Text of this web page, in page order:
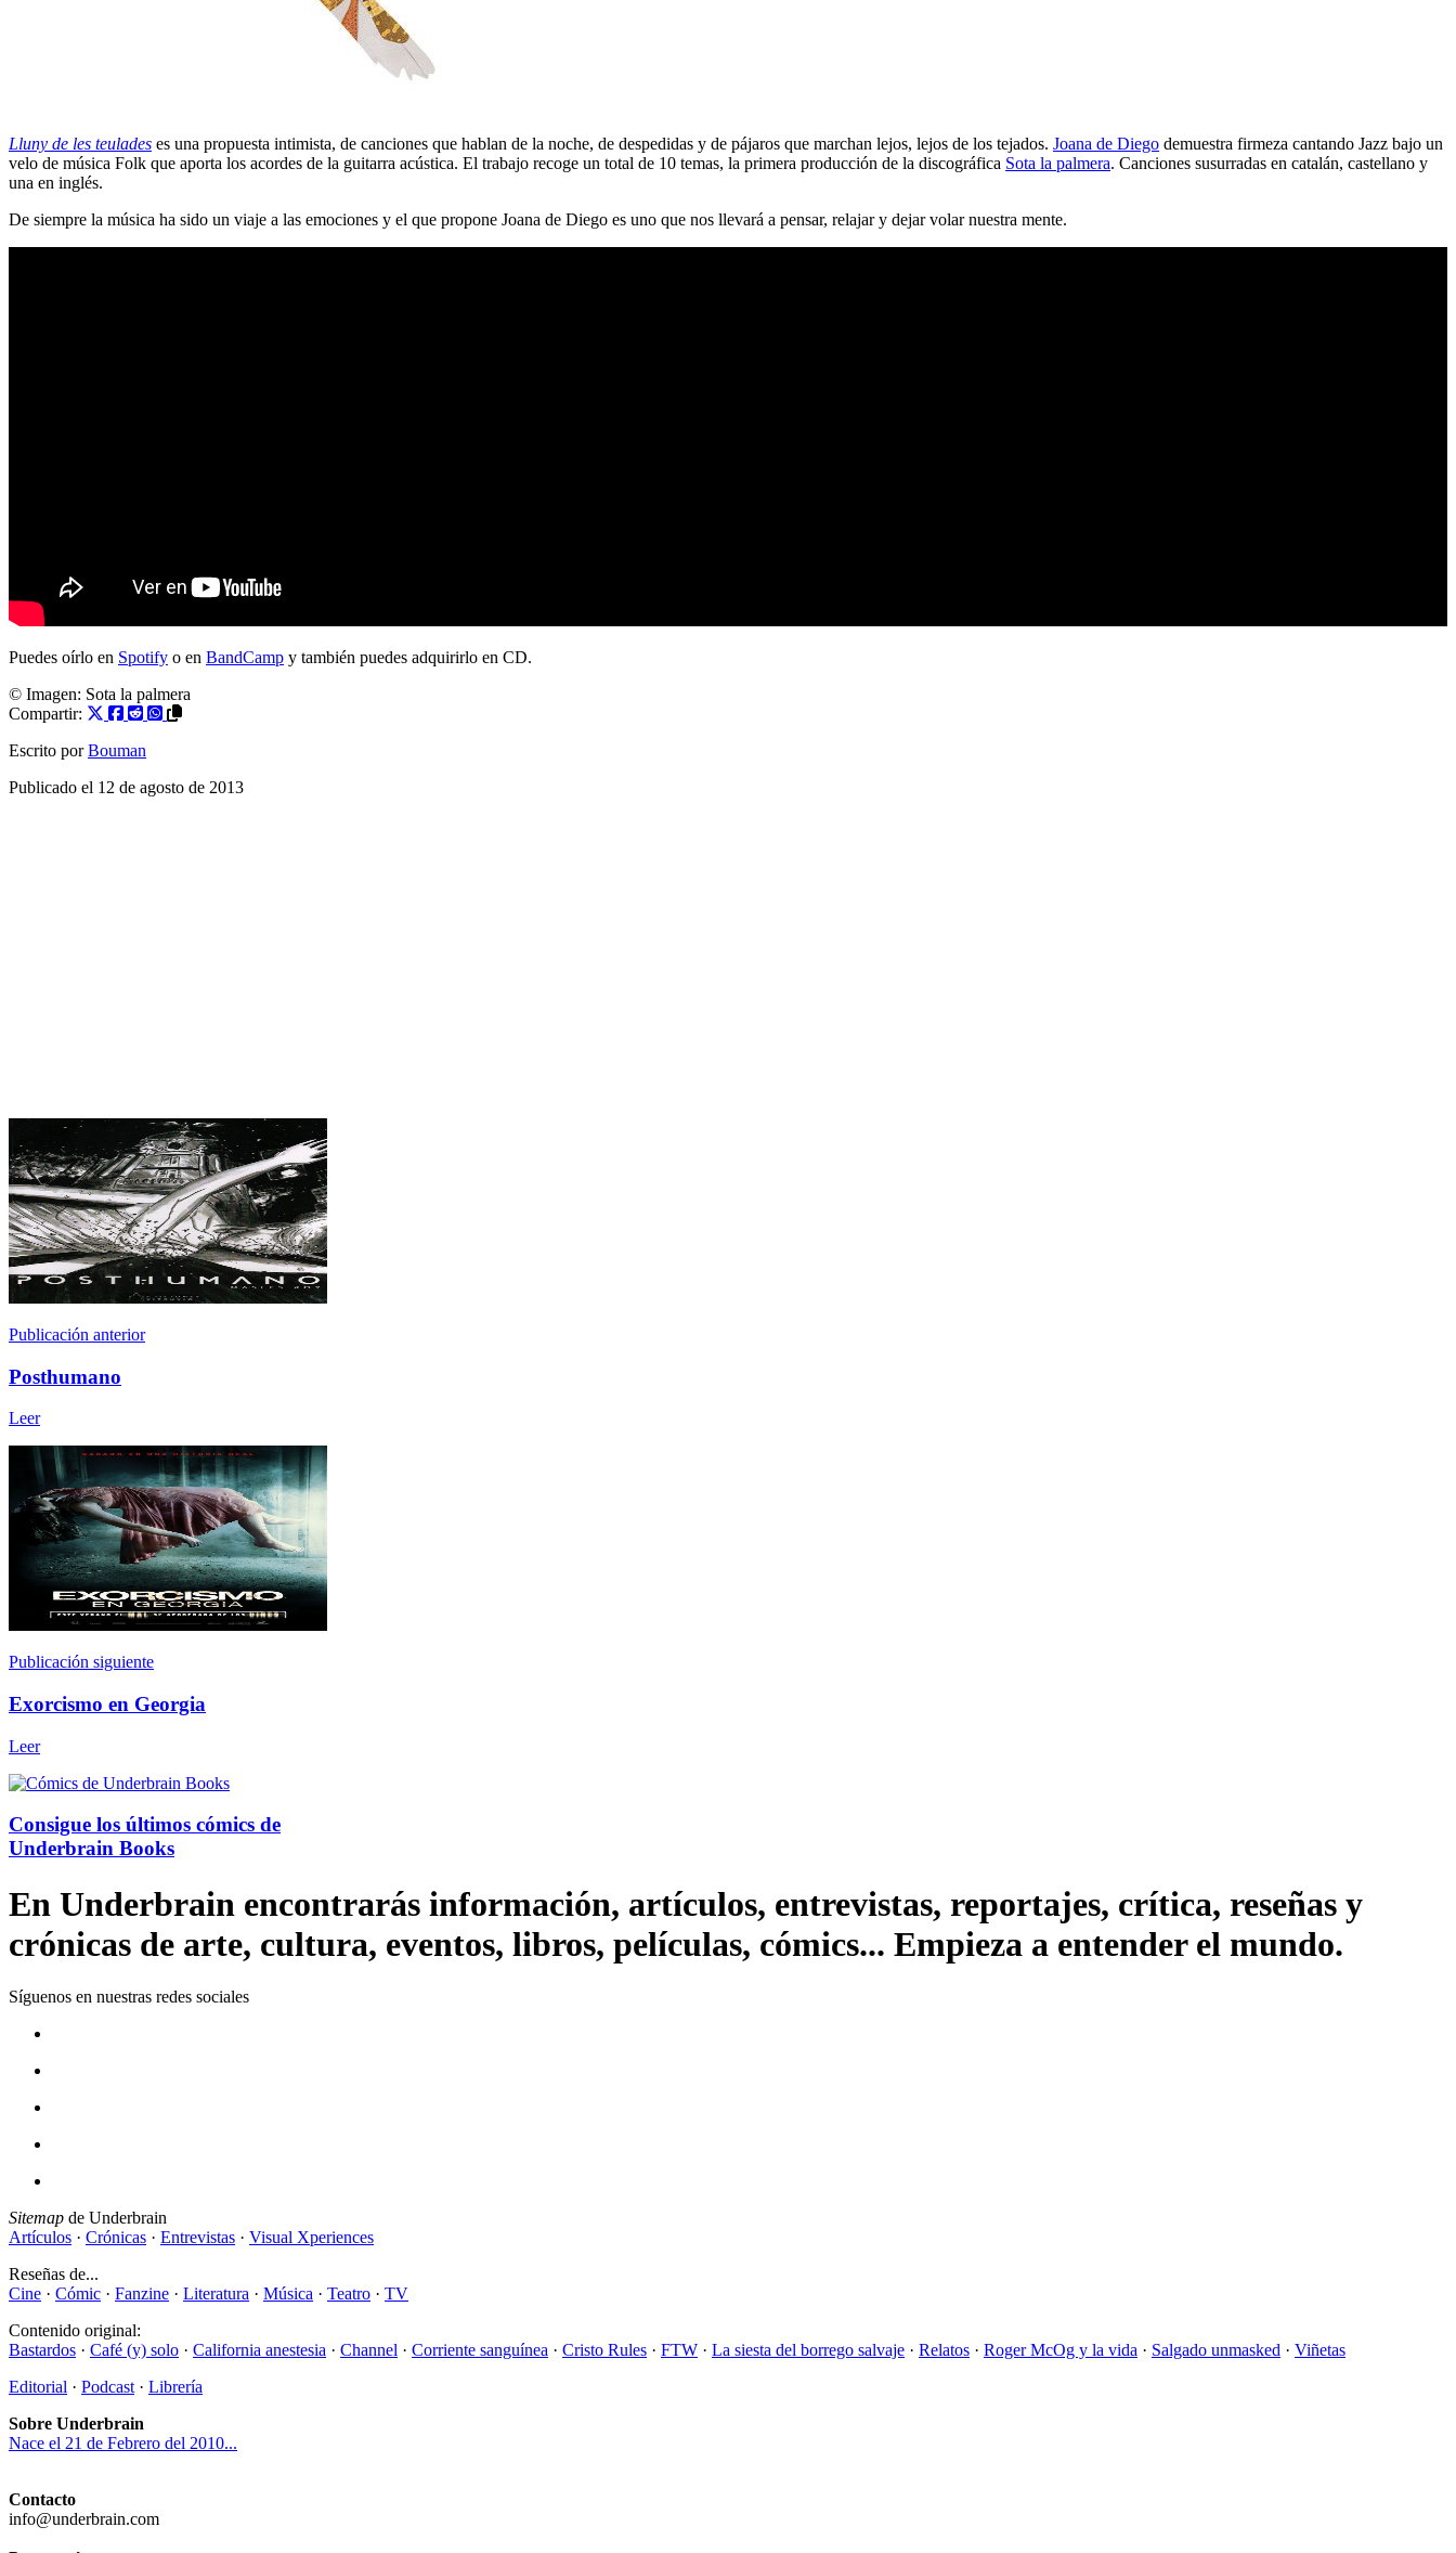
Lluny de les teulades es una propuesta intimista, de canciones que hablan de la noche, de despedidas y de pájaros que marchan lejos, lejos de los tejados. Joana de Diego demuestra firmeza cantando Jazz bajo un
velo de música Folk que aporta los acordes de la guitarra acústica. El trabajo recoge un total de 10 temas, la primera producción de la discográfica Sota la palmera. Canciones susurradas en catalán, castellano y
una en inglés.
De siempre la música ha sido un viaje a las emociones y el que propone Joana de Diego es uno que nos llevará a pensar, relajar y dejar volar nuestra mente.
Puedes oírlo en Spotify o en BandCamp y también puedes adquirirlo en CD.
© Imagen: Sota la palmera
Compartir:
Escrito por Bouman
Publicado el 12 de agosto de 2013
Publicación anterior
Posthumano
Leer
Publicación siguiente
Exorcismo en Georgia
Leer
Consigue los últimos cómics de
Underbrain Books
En Underbrain encontrarás información, artículos, entrevistas, reportajes, crítica, reseñas y
crónicas de arte, cultura, eventos, libros, películas, cómics... Empieza a entender el mundo.
Síguenos en nuestras redes sociales
Sitemap de Underbrain
Artículos · Crónicas · Entrevistas · Visual Xperiences
Reseñas de...
Cine · Cómic · Fanzine · Literatura · Música · Teatro · TV
Contenido original:
Bastardos · Café (y) solo · California anestesia · Channel · Corriente sanguínea · Cristo Rules · FTW · La siesta del borrego salvaje · Relatos · Roger McOg y la vida · Salgado unmasked · Viñetas
Editorial · Podcast · Librería
Sobre Underbrain
Nace el 21 de Febrero del 2010...
Contacto
info@underbrain.com